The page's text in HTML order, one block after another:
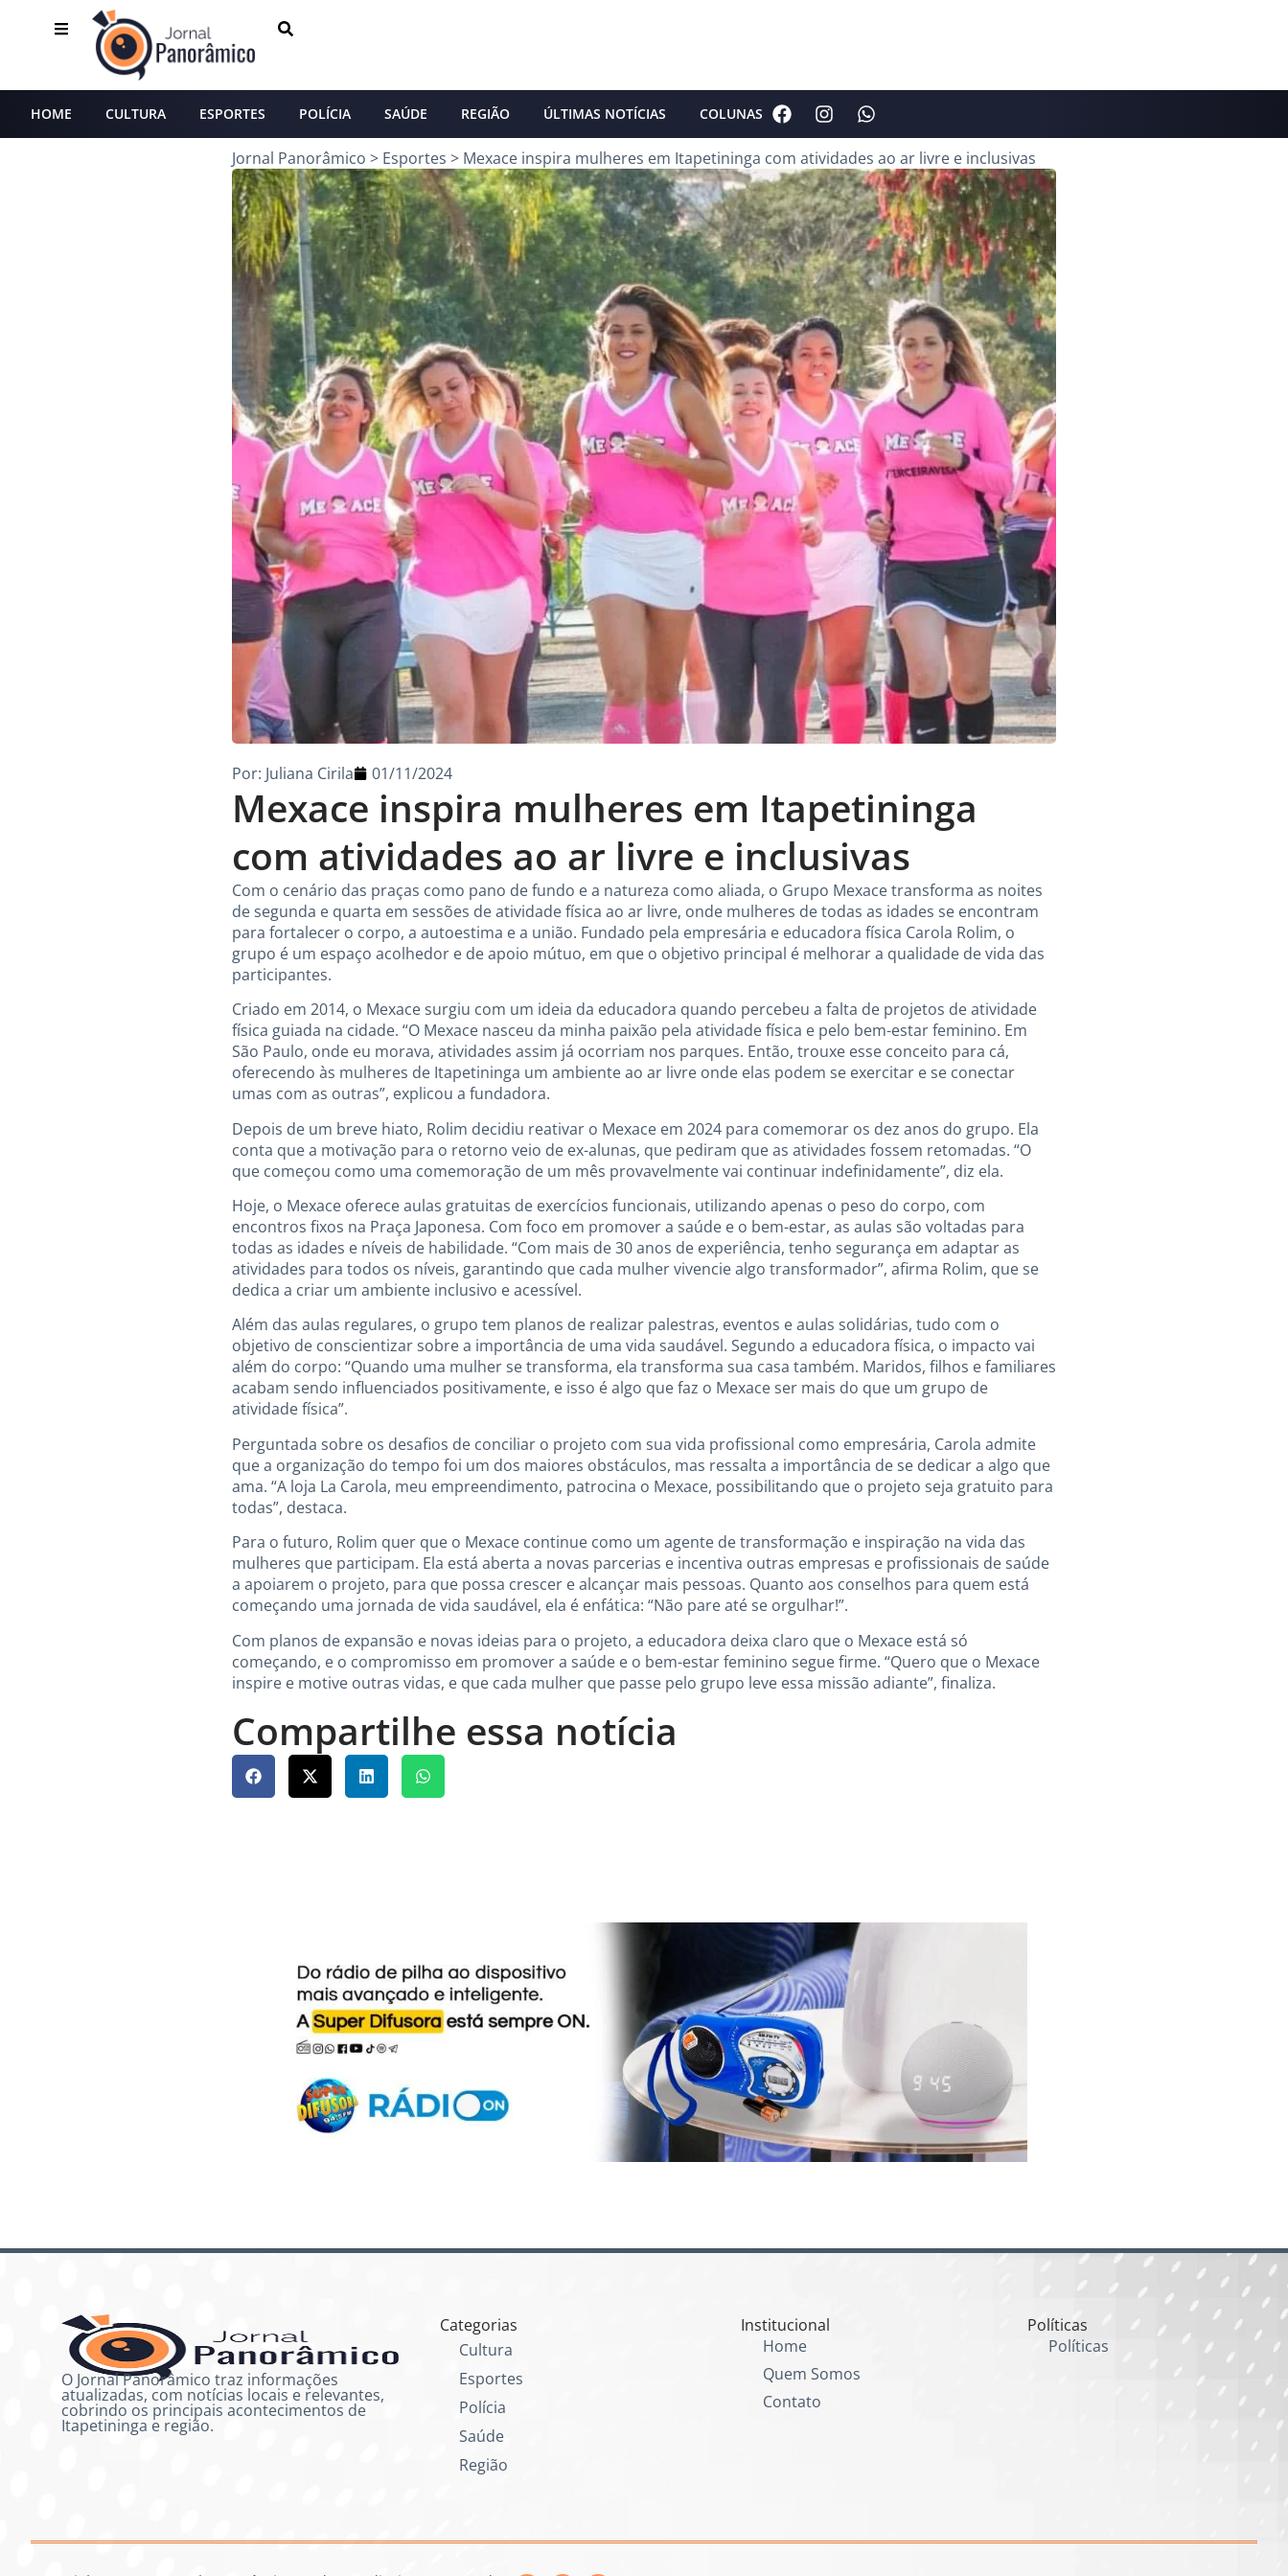
HOME CULTURA ESPORTES POLÍCIA SAÚDE REGIÃO ÚLTIMAS NOTÍCIAS COLUNAS
Jornal Panorâmico > Esportes > Mexace inspira mulheres em Itapetininga com atividades ao ar livre e inclusivas
Mexace inspira mulheres em Itapetininga
com atividades ao ar livre e inclusivas
Por: Juliana Cirila 01/11/2024
Com o cenário das praças como pano de fundo e a natureza como aliada, o Grupo Mexace transforma as noites
de segunda e quarta em sessões de atividade física ao ar livre, onde mulheres de todas as idades se encontram
para fortalecer o corpo, a autoestima e a união. Fundado pela empresária e educadora física Carola Rolim, o
grupo é um espaço acolhedor e de apoio mútuo, em que o objetivo principal é melhorar a qualidade de vida das
participantes.
Criado em 2014, o Mexace surgiu com um ideia da educadora quando percebeu a falta de projetos de atividade
física guiada na cidade. “O Mexace nasceu da minha paixão pela atividade física e pelo bem-estar feminino. Em
São Paulo, onde eu morava, atividades assim já ocorriam nos parques. Então, trouxe esse conceito para cá,
oferecendo às mulheres de Itapetininga um ambiente ao ar livre onde elas podem se exercitar e se conectar
umas com as outras”, explicou a fundadora.
Depois de um breve hiato, Rolim decidiu reativar o Mexace em 2024 para comemorar os dez anos do grupo. Ela
conta que a motivação para o retorno veio de ex-alunas, que pediram que as atividades fossem retomadas. “O
que começou como uma comemoração de um mês provavelmente vai continuar indefinidamente”, diz ela.
Hoje, o Mexace oferece aulas gratuitas de exercícios funcionais, utilizando apenas o peso do corpo, com
encontros fixos na Praça Japonesa. Com foco em promover a saúde e o bem-estar, as aulas são voltadas para
todas as idades e níveis de habilidade. “Com mais de 30 anos de experiência, tenho segurança em adaptar as
atividades para todos os níveis, garantindo que cada mulher vivencie algo transformador”, afirma Rolim, que se
dedica a criar um ambiente inclusivo e acessível.
Além das aulas regulares, o grupo tem planos de realizar palestras, eventos e aulas solidárias, tudo com o
objetivo de conscientizar sobre a importância de uma vida saudável. Segundo a educadora física, o impacto vai
além do corpo: “Quando uma mulher se transforma, ela transforma sua casa também. Maridos, filhos e familiares
acabam sendo influenciados positivamente, e isso é algo que faz o Mexace ser mais do que um grupo de
atividade física”.
Perguntada sobre os desafios de conciliar o projeto com sua vida profissional como empresária, Carola admite
que a organização do tempo foi um dos maiores obstáculos, mas ressalta a importância de se dedicar a algo que
ama. “A loja La Carola, meu empreendimento, patrocina o Mexace, possibilitando que o projeto seja gratuito para
todas”, destaca.
Para o futuro, Rolim quer que o Mexace continue como um agente de transformação e inspiração na vida das
mulheres que participam. Ela está aberta a novas parcerias e incentiva outras empresas e profissionais de saúde
a apoiarem o projeto, para que possa crescer e alcançar mais pessoas. Quanto aos conselhos para quem está
começando uma jornada de vida saudável, ela é enfática: “Não pare até se orgulhar!”.
Com planos de expansão e novas ideias para o projeto, a educadora deixa claro que o Mexace está só
começando, e o compromisso em promover a saúde e o bem-estar feminino segue firme. “Quero que o Mexace
inspire e motive outras vidas, e que cada mulher que passe pelo grupo leve essa missão adiante”, finaliza.
Compartilhe essa notícia
O Jornal Panorâmico traz informações
atualizadas, com notícias locais e relevantes,
cobrindo os principais acontecimentos de
Itapetininga e região.
Categorias
Cultura
Esportes
Polícia
Saúde
Região
Institucional
Home
Quem Somos
Contato
Políticas
Políticas